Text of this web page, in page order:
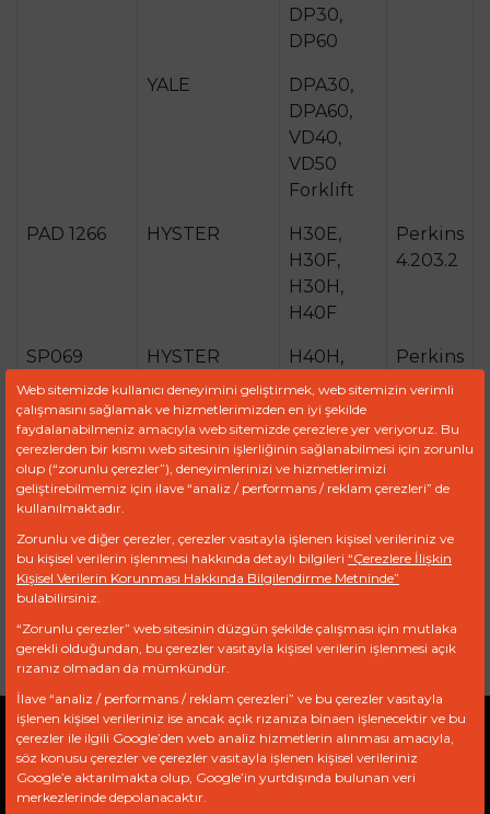
DP30,
DP60
YALE
DPA30,
DPA60,
VD40,
VD50
Forklift
PAD 1266 HYSTER
H30E,
H30F,
H30H,
H40F
Perkins
4.203.2
SP069 HYSTER
H40H,
H50F,
H50H,
H60,
H60C
Perkins
4.203.2
ULPK0008
H60H,
H70C,
H80C,
4.203.2
Gizlilik Politikası Açık Rıza Beyanı KVKK
Web sitemizde kullanıcı deneyimini geliştirmek, web sitemizin verimli
çalışmasını sağlamak ve hizmetlerimizden en iyi şekilde
faydalanabilmeniz amacıyla web sitemizde çerezlere yer veriyoruz. Bu
çerezlerden bir kısmı web sitesinin işlerliğinin sağlanabilmesi için zorunlu
olup (“zorunlu çerezler”), deneyimlerinizi ve hizmetlerimizi
geliştirebilmemiz için ilave “analiz / performans / reklam çerezleri” de
kullanılmaktadır.
Zorunlu ve diğer çerezler, çerezler vasıtayla işlenen kişisel verileriniz ve
bu kişisel verilerin işlenmesi hakkında detaylı bilgileri “Çerezlere İlişkin
Kişisel Verilerin Korunması Hakkında Bilgilendirme Metninde”
bulabilirsiniz.
“Zorunlu çerezler” web sitesinin düzgün şekilde çalışması için mutlaka
gerekli olduğundan, bu çerezler vasıtayla kişisel verilerin işlenmesi açık
rızanız olmadan da mümkündür.
İlave “analiz / performans / reklam çerezleri” ve bu çerezler vasıtayla
işlenen kişisel verileriniz ise ancak açık rızanıza binaen işlenecektir ve bu
çerezler ile ilgili Google’den web analiz hizmetlerin alınması amacıyla,
söz konusu çerezler ve çerezler vasıtayla işlenen kişisel verileriniz
Google’e aktarılmakta olup, Google’in yurtdışında bulunan veri
merkezlerinde depolanacaktır.